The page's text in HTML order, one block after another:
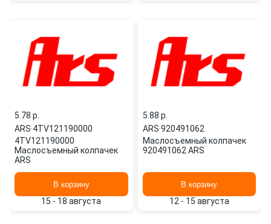
5.78 p.
ARS·4TV121190000
4TV121190000
Маслосъемный колпачек
ARS
В корзину
15 - 18 августа
5.88 p.
ARS·920491062
Маслосъемный колпачек
920491062 ARS
В корзину
12 - 15 августа